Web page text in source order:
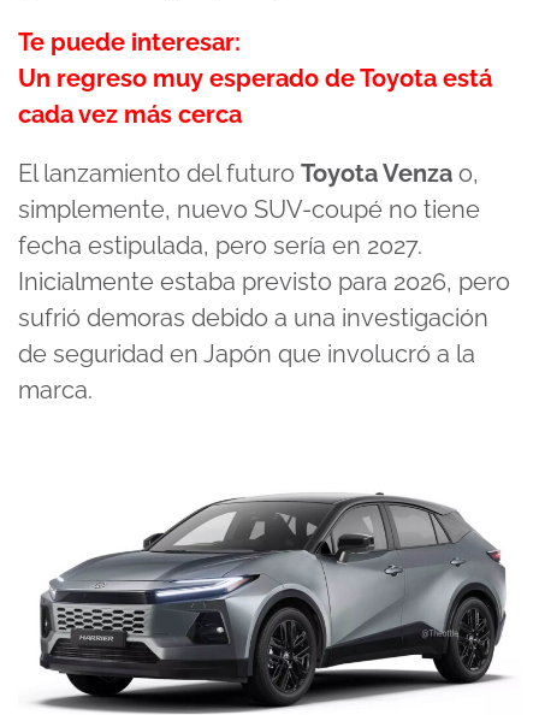
Te puede interesar:
Un regreso muy esperado de Toyota está
cada vez más cerca
El lanzamiento del futuro Toyota Venza o,
simplemente, nuevo SUV-coupé no tiene
fecha estipulada, pero sería en 2027.
Inicialmente estaba previsto para 2026, pero
sufrió demoras debido a una investigación
de seguridad en Japón que involucró a la
marca.